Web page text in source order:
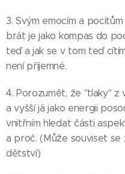
3. Svým emocím a
brát je jako kompas do
teď a jak se v tom teď
není příjemné.
4. Porozumět, že "tlaky" z
a vyšší já jako energii
vnitřním hledat části
a proč. (Může souviset
dětství)